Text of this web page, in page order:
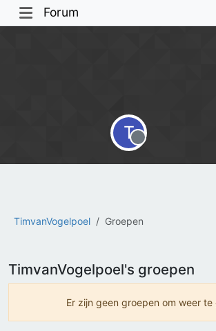
Forum
TimvanVogelpoel Groepen
T
Offline
TimvanVogelpoel's groepen
Er zijn geen groepen om weer te